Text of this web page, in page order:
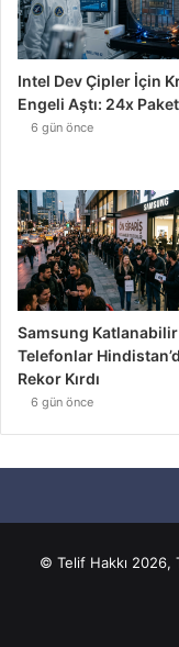
Intel Dev Çipler İçin
Engeli Aştı: 24x
6 gün önce
Samsung Katlanabilir
Telefonlar
Rekor Kırdı
6 gün önce
© Telif Hakkı 2026,